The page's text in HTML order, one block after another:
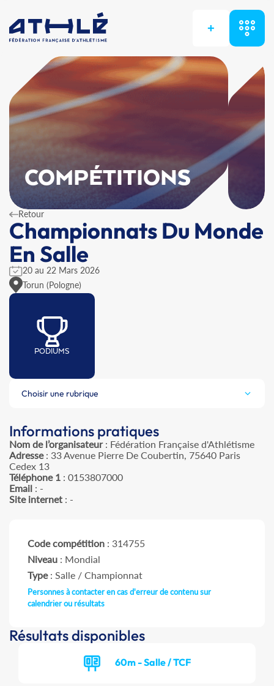
+
COMPÉTITIONS
Retour
Championnats Du Monde
En Salle
20 au 22 Mars 2026
Torun (Pologne)
PODIUMS
Choisir une rubrique
Informations pratiques
Nom de l’organisateur: Fédération Française d'Athlétisme
Adresse: 33 Avenue Pierre De Coubertin, 75640 Paris
Cedex 13
Téléphone 1 : 0153807000
Email : -
Site internet : -
Code compétition : 314755
Niveau : Mondial
Type: Salle / Championnat
Personnes à contacter en cas d'erreur de contenu sur
calendrier ou résultats
Résultats disponibles
60m - Salle / TCF